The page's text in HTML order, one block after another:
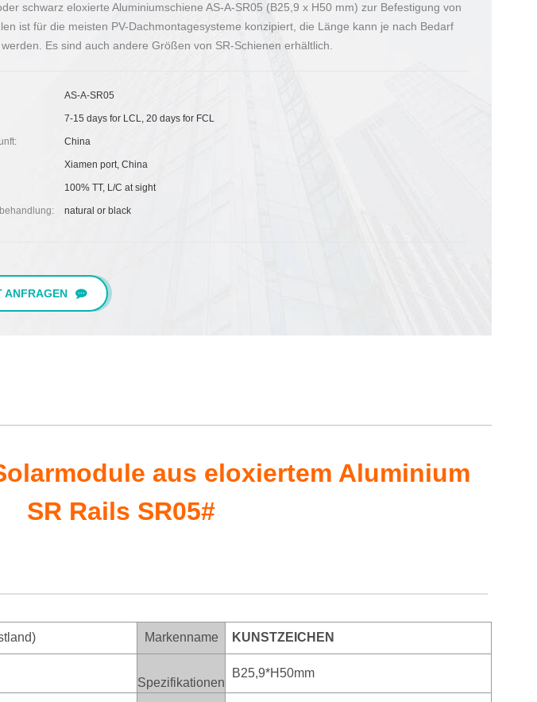
schwarz eloxierte Aluminiumschiene AS-A-SR05 (B25,9 x H50 mm) zur Befestigung von
ist für die meisten PV-Dachmontagesysteme konzipiert, die Länge kann je nach Bedarf
Es sind auch andere Größen von SR-Schienen erhältlich.
AS-A-SR05
7-15 days for LCL, 20 days for FCL
China
Xiamen port, China
100% TT, L/C at sight
natural or black
ANFRAGEN
aus eloxiertem Aluminium
SR Rails SR05#
Markenname KUNSTZEICHEN
Spezifikationen
B25,9*H50mm